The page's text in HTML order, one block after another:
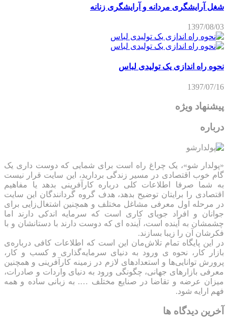
شغل آرایشگری مردانه و آرایشگری زنانه
1397/08/03
نحوه راه اندازی یک تولیدی لباس
1397/07/16
پیشنهاد ویژه
درباره
«پولدار شو»، یک چراغ راه است برای شمایی که دوست داری یک
گام خوب اقتصادی در مسیر زندگی بردارید، این سایت قرار نیست
به شما صرفا اطلاعات کلی درباره کارآفرینی بدهد یا مفاهیم
اقتصادی را برایتان توضیح بدهد، هدف گروه گردانندگان این سایت
در مرحله اول معرفی مشاغل مختلف و همچنین اشتغال‌زایی برای
جوانان و افراد جویای کاری است که سرمایه اندکی دارند اما
چشمشان به آینده است، آینده ای که دوست دارند با دستانشان و با
فکرشان آن را زیبا بسازند.
در این پایگاه تمام تلاش‌مان این است که ‌اطلاعات کافی درباره‌ی
بازار کار، نحوه ی ورود به دنیای سرمایه‌گذاری و کسب و کار،
پرورش توانایی‌ها و استعدادهای لازم در زمینه کارآفرینی و همچنین
معرفی بازارهای جهانی، چگونگی ورود به دنیای واردات و صادرات،
میزان عرضه و تقاضا در صنایع مختلف …. به زبانی ساده و همه
فهم ارایه شود.
آخرین دیدگاه ها